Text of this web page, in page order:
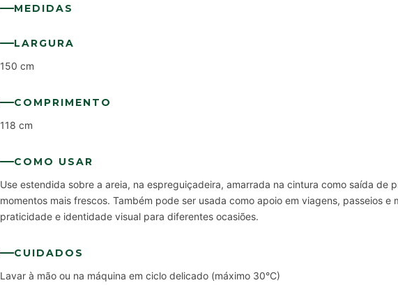
MEDIDAS
LARGURA
150 cm
COMPRIMENTO
118 cm
COMO USAR
Use estendida sobre a areia, na espreguiçadeira, amarrada na cintura como saída de
momentos mais frescos. Também pode ser usada como apoio em viagens, passeios
praticidade e identidade visual para diferentes ocasiões.
CUIDADOS
Lavar à mão ou na máquina em ciclo delicado (máximo 30°C)